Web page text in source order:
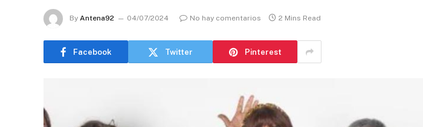
By Antena92 04/07/2024 No hay comentarios 2 Mins Read
Facebook Twitter Pinterest